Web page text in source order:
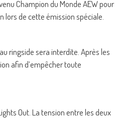
Champion du Monde AEW pour
lors de cette émission spéciale.
ringside sera interdite. Après les
afin d’empêcher toute
Out. La tension entre les deux